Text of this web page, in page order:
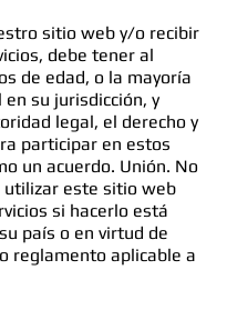
sitio web y/o recibir
debe tener al
de edad, o la mayoría
en su jurisdicción, y
legal, el derecho y
participar en estos
un acuerdo. Unión. No
este sitio web
si hacerlo está
país o en virtud de
reglamento aplicable a